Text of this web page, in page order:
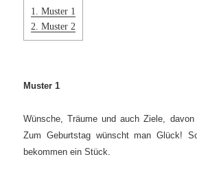
1.
Muster 1
2. Muster 2
Muster 1
Wünsche, Träume und auch Ziele,
Zum Geburtstag wünscht man Glück!
bekommen ein Stück.